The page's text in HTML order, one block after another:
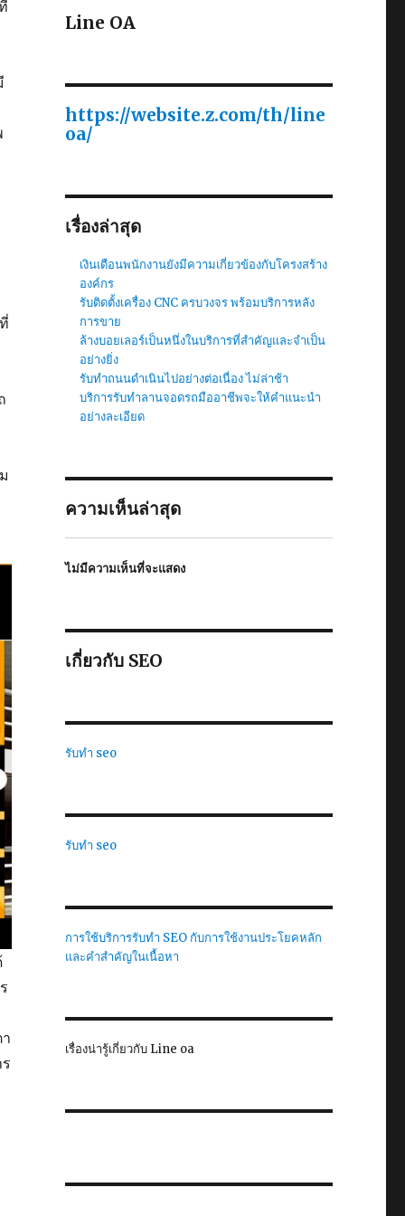
Line OA
https://website.z.com/th/line
oa/
เรื่องล่าสุด
เงินเดือนพนักงานยังมีความเกี่ยวข้องกับโครงสร้าง
องค์กร
รับติดตั้งเครื่อง CNC ครบวงจร พร้อมบริการหลัง
การขาย
ล้างบอยเลอร์เป็นหนึ่งในบริการที่สำคัญและจำเป็น
อย่างยิ่ง
รับทำถนนดำเนินไปอย่างต่อเนื่อง ไม่ล่าช้า
บริการรับทำลานจอดรถมืออาชีพจะให้คำแนะนำ
อย่างละเอียด
ความเห็นล่าสุด
ไม่มีความเห็นที่จะแสดง
เกี่ยวกับ SEO
รับทำ seo
รับทำ seo
การใช้บริการรับทำ SEO กับการใช้งานประโยคหลัก
และคำสำคัญในเนื้อหา
เรื่องน่ารู้เกี่ยวกับ Line oa